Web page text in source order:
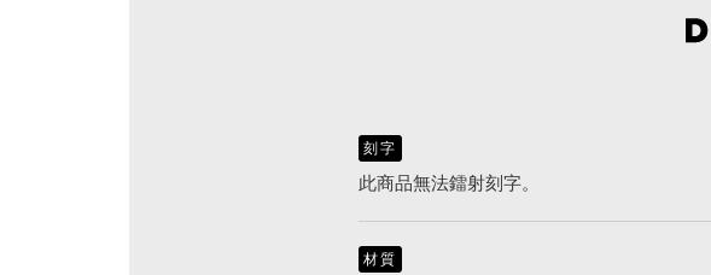
刻字
此商品無法鐳射刻字。
材質